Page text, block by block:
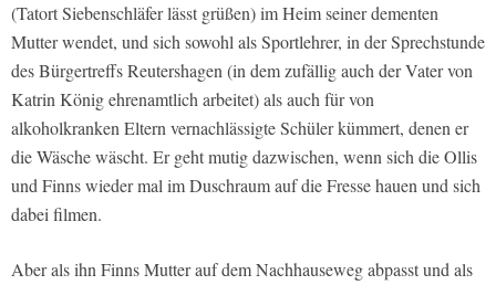
(Tatort Siebenschläfer lässt grüßen) im Heim seiner dementen
Mutter wendet, und sich sowohl als Sportlehrer, in der Sprechstunde
des Bürgertreffs Reutershagen (in dem zufällig auch der Vater von
Katrin König ehrenamtlich arbeitet) als auch für von
alkoholkranken Eltern vernachlässigte Schüler kümmert, denen er
die Wäsche wäscht. Er geht mutig dazwischen, wenn sich die Ollis
und Finns wieder mal im Duschraum auf die Fresse hauen und sich
dabei filmen.
Aber als ihn Finns Mutter auf dem Nachhauseweg abpasst und als